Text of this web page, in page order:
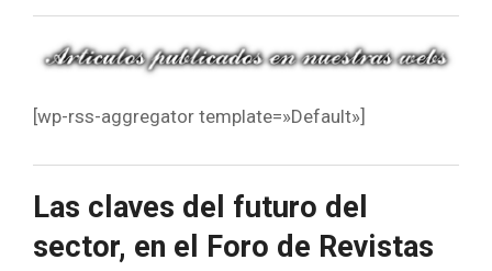
[wp-rss-aggregator template=»Default»]
Las claves del futuro del
sector, en el Foro de Revistas